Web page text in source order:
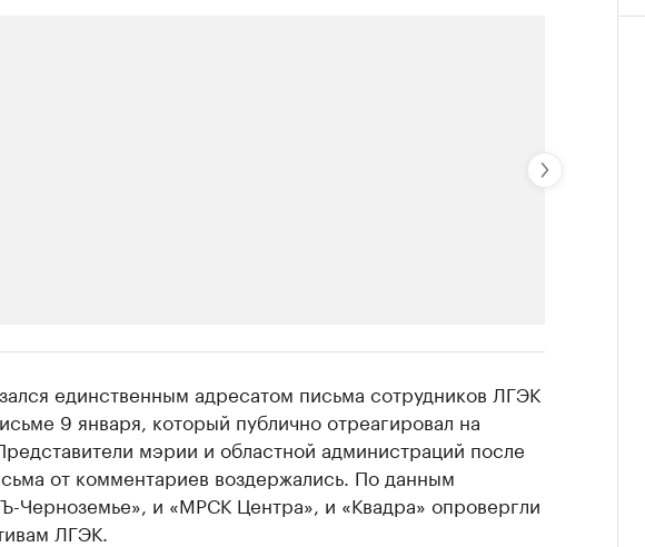
бизнеса на РБК
компании и развивайте личные бренды спикеров бизнеса
единственным адресатом письма сотрудников ЛГЭК
9 января, который публично отреагировал на
мэрии и областной администраций после
от комментариев воздержались. По данным
Черноземье», и «МРСК Центра», и «Квадра» опровергли
ЛГЭК.